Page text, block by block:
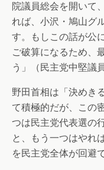
院議員総会を開いて
れば、小沢・鳩山グ
す。もしこの話が公
ご破算になるため、
う」（民主党中堅議員
野田首相は「決めき
て積極的だが、この
つは民主党代表選の
と、もう一つはやれ
を民主党全体が回避